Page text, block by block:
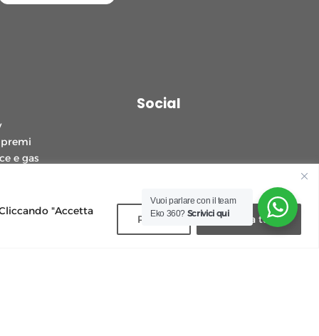
"Accetta
Rifiuta Accetta tutti
e gas
Social
Vuoi parlare con il team
Eko 360? Scrivici qui